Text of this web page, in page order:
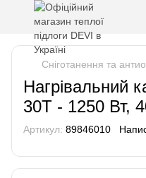
Сніготанення та
Нагрівальний
30T - 1250 Вт,
Артикул: 89846010